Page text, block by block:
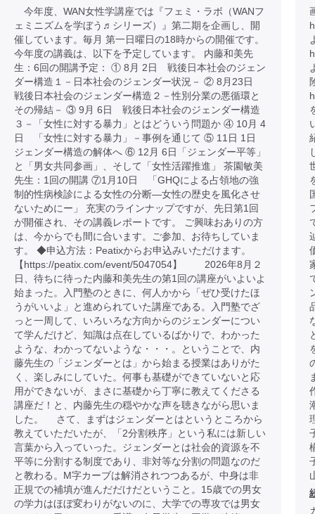
今年度、WAN女性学講座では『フェミ・ラボ（WANフ
ェミニズムを学ぼう♬シリーズ）』第二期を企画し、開
催しています。毎月 第一日曜日の18時からの開催です。
今年度の講義は、以下を予定しています。 内藤和美先
生：6回の開講予定： ① 8月 2日 戦後日本社会のジェン
ダー構造１－日本社会のジェンダー状況－ ② 8月23日
戦後日本社会のジェンダー構造２－性別分業の悪循環と
その帰結－ ③ 9月 6日 戦後日本社会のジェンダー構造
３－「女性に対する暴力」とはどういう問題か ④ 10月 4
日 「女性に対する暴力」－事例を通じて ⑤ 11日 1日
ジェンダー構造の解体へ ⑥ 12月 6日「ジェンダー平等」
と「男女共同参画」、そして「女性活躍推進」 茶園敏美
先生：1回の開講 ⑦1月10日 「GHQによる占領地の強
制的性病検診による女性の分断―女性の歴史を風化させ
ないためにー」 充実のラインナップですが、先日第1回
が開催され、その講義レポートです。 ご興味おありの方
は、今からでも間に合います。ご参加、お待ちしていま
す。 ◆申込方法：Peatixからお申込みいただけます。
【https://peatix.com/event/5047054】 2026年8月２
日、待ちに待った内藤和美先生の第1回の講座がいよいよ
始まった。入門塾のときに、何人かから「ぜひ受けたほ
うがいいよ」と進められていた講座である。入門塾でざ
っと一周して、いろいろな方向からのジェンダーについ
て学んだけど、知識は点在しているばかりで、わかった
ような、わかってないような・・・。ということで、内
藤先生の「ジェンダーとは」から始まる授業はありがた
く、楽しみにしていた。何事も基礎ができていないと応
用ができないが、まさに基礎から丁寧に教えてくださる
講座だ！と、内藤先生の穏やかな声を聴きながら思いま
した。 さて、まずはジェンダーとはというところから
教えていただいたが、「2分割秩序」という私には新しい
言葉から入っていった。ジェンダーとは社会的資源を不
平等に分割する制度であり、非対等な分割の問題なのだ
と教わる。M字カーブは解消されつつあるが、中身は非
正規での補填が進んだだけだということ。15歳での男女
の学力はほぼ変わりがないのに、大学での専攻では男女